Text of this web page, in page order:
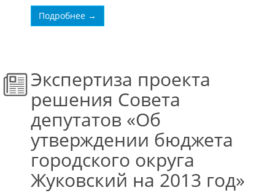
Подробнее →
Экспертиза проекта
решения Совета
депутатов «Об
утверждении бюджета
городского округа
Жуковский на 2013 год»